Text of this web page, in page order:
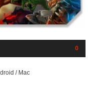
0
/ Mac